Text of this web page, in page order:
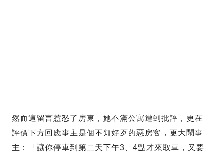
然而這留言惹怒了房東，她不滿公寓遭到批評，更在
評價下方回應事主是個不知好歹的惡房客，更大鬧事
主：「讓你停車到第二天下午3、4點才來取車，又要